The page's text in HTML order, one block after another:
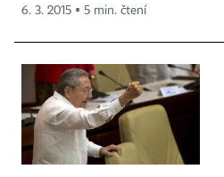
6. 3. 2015 ▪ 5 min. čtení